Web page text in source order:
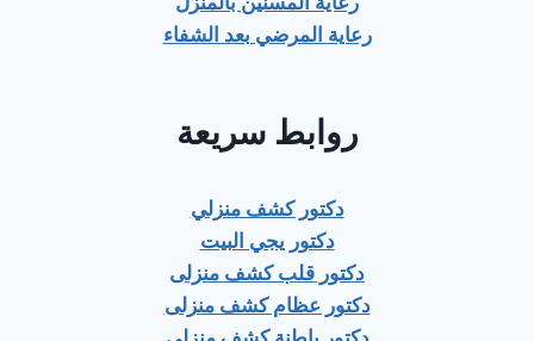
رعاية المرضي بعد الشفاء
روابط سريعة
دكتور كشف منزلي
دكتور يجي البيت
دكتور قلب كشف منزلى
دكتور عظام كشف منزلى